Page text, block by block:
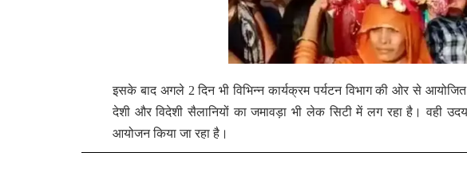
इसके बाद अगले 2 दिन भी विभिन्न कार्यक्रम पर्यटन विभाग की ओर से
देशी और विदेशी सैलानियों का जमावड़ा भी लेक सिटी में लग रहा है। वही
आयोजन किया जा रहा है।